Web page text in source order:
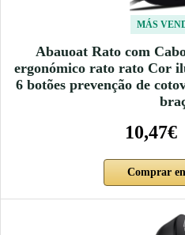
MÁS
Abauoat Rato com
ergonómico rato rato Cor
6 botões prevenção de
10,47€
Comprar